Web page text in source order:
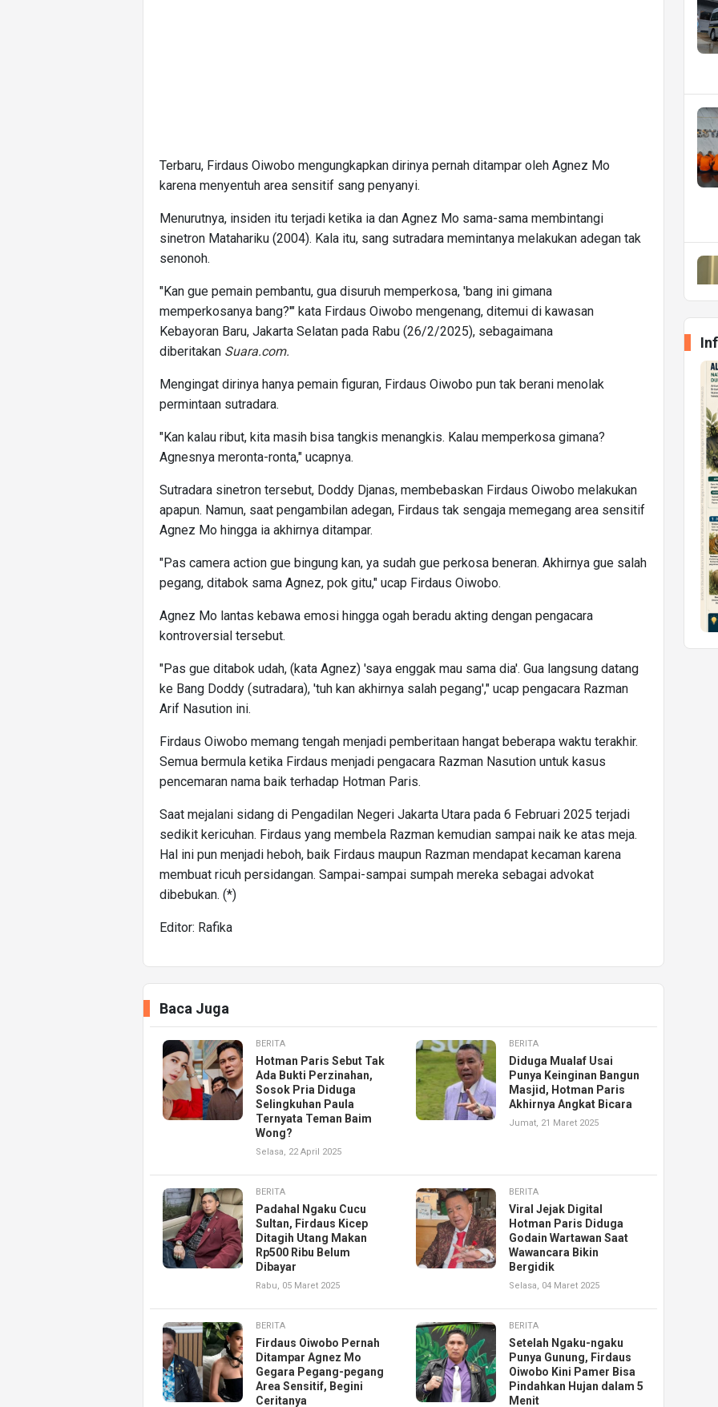
Terbaru, Firdaus Oiwobo mengungkapkan dirinya pernah ditampar oleh Agnez Mo
karena menyentuh area sensitif sang penyanyi.
Menurutnya, insiden itu terjadi ketika ia dan Agnez Mo sama-sama membintangi
sinetron Matahariku (2004). Kala itu, sang sutradara memintanya melakukan adegan tak
senonoh.
"Kan gue pemain pembantu, gua disuruh memperkosa, 'bang ini gimana
memperkosanya bang?'" kata Firdaus Oiwobo mengenang, ditemui di kawasan
Kebayoran Baru, Jakarta Selatan pada Rabu (26/2/2025), sebagaimana
diberitakan Suara.com.
Mengingat dirinya hanya pemain figuran, Firdaus Oiwobo pun tak berani menolak
permintaan sutradara.
"Kan kalau ribut, kita masih bisa tangkis menangkis. Kalau memperkosa gimana?
Agnesnya meronta-ronta," ucapnya.
Sutradara sinetron tersebut, Doddy Djanas, membebaskan Firdaus Oiwobo melakukan
apapun. Namun, saat pengambilan adegan, Firdaus tak sengaja memegang area sensitif
Agnez Mo hingga ia akhirnya ditampar.
"Pas camera action gue bingung kan, ya sudah gue perkosa beneran. Akhirnya gue salah
pegang, ditabok sama Agnez, pok gitu," ucap Firdaus Oiwobo.
Agnez Mo lantas kebawa emosi hingga ogah beradu akting dengan pengacara
kontroversial tersebut.
"Pas gue ditabok udah, (kata Agnez) 'saya enggak mau sama dia'. Gua langsung datang
ke Bang Doddy (sutradara), 'tuh kan akhirnya salah pegang'," ucap pengacara Razman
Arif Nasution ini.
Firdaus Oiwobo memang tengah menjadi pemberitaan hangat beberapa waktu terakhir.
Semua bermula ketika Firdaus menjadi pengacara Razman Nasution untuk kasus
pencemaran nama baik terhadap Hotman Paris.
Saat mejalani sidang di Pengadilan Negeri Jakarta Utara pada 6 Februari 2025 terjadi
sedikit kericuhan. Firdaus yang membela Razman kemudian sampai naik ke atas meja.
Hal ini pun menjadi heboh, baik Firdaus maupun Razman mendapat kecaman karena
membuat ricuh persidangan. Sampai-sampai sumpah mereka sebagai advokat
dibebukan. (*)
Editor: Rafika
Baca Juga
BERITA
Hotman Paris Sebut Tak
Ada Bukti Perzinahan,
Sosok Pria Diduga
Selingkuhan Paula
Ternyata Teman Baim
Wong?
Selasa, 22 April 2025
BERITA
Diduga Mualaf Usai
Punya Keinginan Bangun
Masjid, Hotman Paris
Akhirnya Angkat Bicara
Jumat, 21 Maret 2025
BERITA
Padahal Ngaku Cucu
Sultan, Firdaus Kicep
Ditagih Utang Makan
Rp500 Ribu Belum
Dibayar
Rabu, 05 Maret 2025
BERITA
Viral Jejak Digital
Hotman Paris Diduga
Godain Wartawan Saat
Wawancara Bikin
Bergidik
Selasa, 04 Maret 2025
BERITA
Firdaus Oiwobo Pernah
Ditampar Agnez Mo
Gegara Pegang-pegang
Area Sensitif, Begini
Ceritanya
BERITA
Setelah Ngaku-ngaku
Punya Gunung, Firdaus
Oiwobo Kini Pamer Bisa
Pindahkan Hujan dalam 5
Menit